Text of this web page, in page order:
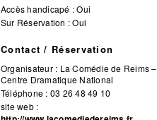
Accès handicapé : Oui
Sur Réservation : Oui
Contact / Réservation
Organisateur : La Comédie de Reims –
Centre Dramatique National
Téléphone : 03 26 48 49 10
site web :